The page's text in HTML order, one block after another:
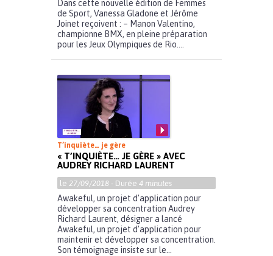
Dans cette nouvelle édition de Femmes
de Sport, Vanessa Gladone et Jérôme
Joinet reçoivent : – Manon Valentino,
championne BMX, en pleine préparation
pour les Jeux Olympiques de Rio....
T’inquiète… je gère
« T’INQUIÈTE… JE GÈRE » AVEC
AUDREY RICHARD LAURENT
le 27/09/2018 - Durée 4 minutes
Awakeful, un projet d’application pour
développer sa concentration Audrey
Richard Laurent, désigner a lancé
Awakeful, un projet d’application pour
maintenir et développer sa concentration.
Son témoignage insiste sur le...